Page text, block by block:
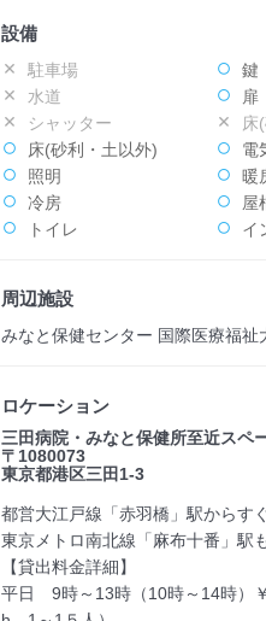
設備
駐車場
鍵
水道
扉
シャッター
床
床(砂利・土以外)
電
照明
暖
冷房
屋
トイレ
イ
周辺施設
みなと保健センター 国際医療福祉
ロケーション
三田病院・みなと保健所至近スペ
〒1080073
東京都港区三田1-3
都営大江戸線「赤羽橋」駅からすぐ
東京メトロ南北線「麻布十番」駅
【貸出料金詳細】
平日 9時～13時（10時～14時）